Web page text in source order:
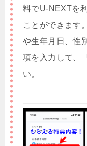
料でU-NEXTを
ことができます
や生年月日、性
項を入力して、
い。